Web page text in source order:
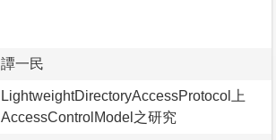
譚一民
LightweightDirectoryAccessProtocol上
AccessControlModel之研究